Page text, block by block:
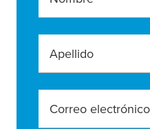
Apellido
Correo